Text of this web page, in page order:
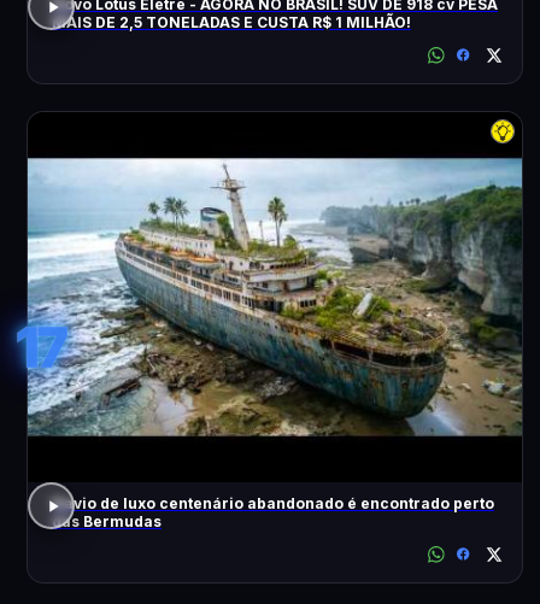
Novo Lotus Eletre - AGORA NO BRASIL! SUV DE 918 cv PESA
MAIS DE 2,5 TONELADAS E CUSTA R$ 1 MILHÃO!
17
Navio de luxo centenário abandonado é encontrado perto
das Bermudas